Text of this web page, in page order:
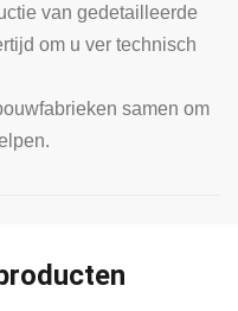
van gedetailleerde
om u ver technisch
samen om